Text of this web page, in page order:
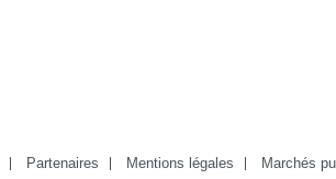
Partenaires Mentions légales Marchés